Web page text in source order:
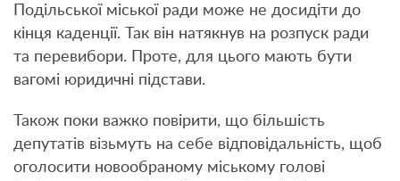
Подільської міської ради може не досидіти до
кінця каденції. Так він натякнув на розпуск ради
та перевибори. Проте, для цього мають бути
вагомі юридичні підстави.
Також поки важко повірити, що більшість
депутатів візьмуть на себе відповідальність, щоб
оголосити новообраному міському голові